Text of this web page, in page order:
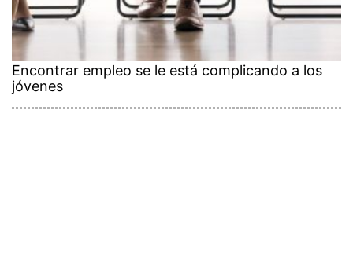
Encontrar empleo se le está complicando a los
jóvenes